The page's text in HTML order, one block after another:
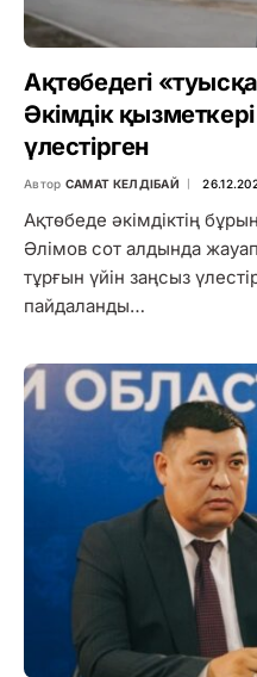
Ақтөбедегі
Әкімдік
үлестірген
Автор САМАТ КЕЛДІБАЙ
Ақтөбеде әкімдіктің
Әлімов сот алдында
тұрғын үйін заңсыз
пайдаланды…